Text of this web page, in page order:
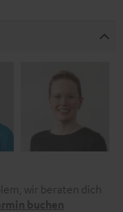
wir beraten dich
buchen